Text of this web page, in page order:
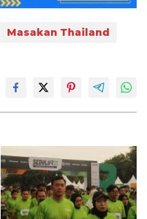
Masakan Thailand